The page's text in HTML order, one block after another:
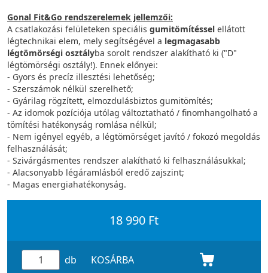
Gonal Fit&Go rendszerelemek jellemzői:
A csatlakozási felületeken speciális gumitömítéssel ellátott
légtechnikai elem, mely segítségével a legmagasabb
légtömörségi osztályba sorolt rendszer alakítható ki ("D"
légtömörségi osztály!). Ennek előnyei:
- Gyors és precíz illesztési lehetőség;
- Szerszámok nélkül szerelhető;
- Gyárilag rögzített, elmozdulásbiztos gumitömítés;
- Az idomok pozíciója utólag változtatható / finomhangolható a
tömítési hatékonyság romlása nélkül;
- Nem igényel egyéb, a légtömörséget javító / fokozó megoldás
felhasználását;
- Szivárgásmentes rendszer alakítható ki felhasználásukkal;
- Alacsonyabb légáramlásból eredő zajszint;
- Magas energiahatékonyság.
18 990 Ft
db KOSÁRBA